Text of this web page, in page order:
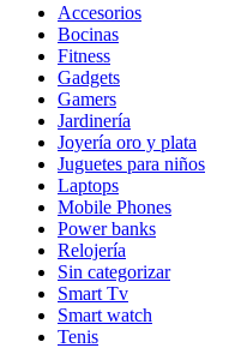
Accesorios
Bocinas
Fitness
Gadgets
Gamers
Jardinería
Joyería oro y plata
Juguetes para niños
Laptops
Mobile Phones
Power banks
Relojería
Sin categorizar
Smart Tv
Smart watch
Tenis